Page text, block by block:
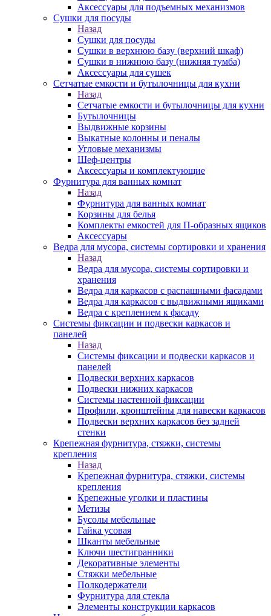
Аксессуары для подъемных механизмов
Сушки для посуды
Назад
Сушки для посуды
Сушки в верхнюю базу (верхний шкаф)
Сушки в нижнюю базу (нижняя тумба)
Аксессуары для сушек
Сетчатые емкости и бутылочницы для кухни
Назад
Сетчатые емкости и бутылочницы для кухни
Бутылочницы
Выдвижные корзины
Выкатные колонны и пеналы
Угловые механизмы
Шеф-центры
Аксессуары и комплектующие
Фурнитура для ванных комнат
Назад
Фурнитура для ванных комнат
Корзины для белья
Комплекты емкостей для П-образных ящиков
Аксессуары
Ведра для мусора, системы сортировки и хранения
Назад
Ведра для мусора, системы сортировки и
хранения
Ведра для каркасов с распашными фасадами
Ведра для каркасов с выдвижными ящиками
Ведра с креплением к фасаду
Системы фиксации и подвески каркасов и
панелей
Назад
Системы фиксации и подвески каркасов и
панелей
Подвески верхних каркасов
Подвески нижних каркасов
Системы настенной фиксации
Профили, кронштейны для навески каркасов
Подвески верхних каркасов без задней
стенки
Крепежная фурнитура, стяжки, системы
крепления
Назад
Крепежная фурнитура, стяжки, системы
крепления
Крепежные уголки и пластины
Метизы
Бусолы мебельные
Гайка усовая
Шканты мебельные
Ключи шестигранники
Декоративные элементы
Стяжки мебельные
Полкодержатели
Фурнитура для стекла
Элементы конструкции каркасов